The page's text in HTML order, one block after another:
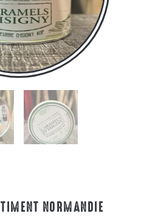
NORMANDIE